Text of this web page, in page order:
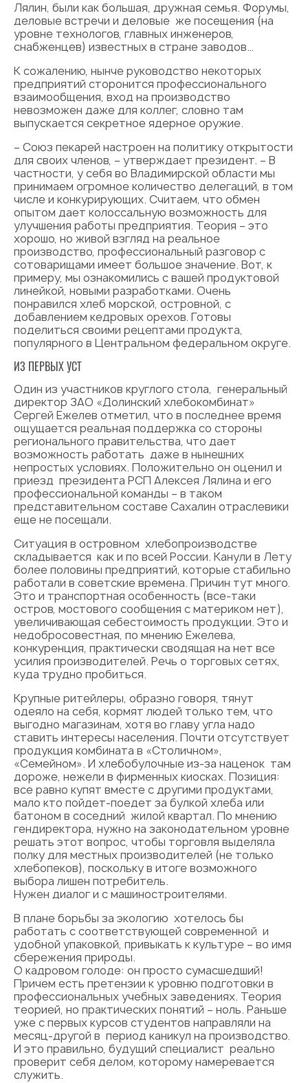
Лялин, были как большая, дружная семья. Форумы,
деловые встречи и деловые же посещения (на
уровне технологов, главных инженеров,
снабженцев) известных в стране заводов…
К сожалению, нынче руководство некоторых
предприятий сторонится профессионального
взаимообщения, вход на производство
невозможен даже для коллег, словно там
выпускается секретное ядерное оружие.
– Союз пекарей настроен на политику открытости
для своих членов, – утверждает президент. – В
частности, у себя во Владимирской области мы
принимаем огромное количество делегаций, в том
числе и конкурирующих. Считаем, что обмен
опытом дает колоссальную возможность для
улучшения работы предприятия. Теория – это
хорошо, но живой взгляд на реальное
производство, профессиональный разговор с
сотоварищами имеет большое значение. Вот, к
примеру, мы ознакомились с вашей продуктовой
линейкой, новыми разработками. Очень
понравился хлеб морской, островной, с
добавлением кедровых орехов. Готовы
поделиться своими рецептами продукта,
популярного в Центральном федеральном округе.
ИЗ ПЕРВЫХ УСТ
Один из участников круглого стола, генеральный
директор ЗАО «Долинский хлебокомбинат»
Сергей Ежелев отметил, что в последнее время
ощущается реальная поддержка со стороны
регионального правительства, что дает
возможность работать даже в нынешних
непростых условиях. Положительно он оценил и
приезд президента РСП Алексея Лялина и его
профессиональной команды – в таком
представительном составе Сахалин отраслевики
еще не посещали.
Ситуация в островном хлебопроизводстве
складывается как и по всей России. Канули в Лету
более половины предприятий, которые стабильно
работали в советские времена. Причин тут много.
Это и транспортная особенность (все-таки
остров, мостового сообщения с материком нет),
увеличивающая себестоимость продукции. Это и
недобросовестная, по мнению Ежелева,
конкуренция, практически сводящая на нет все
усилия производителей. Речь о торговых сетях,
куда трудно пробиться.
Крупные ритейлеры, образно говоря, тянут
одеяло на себя, кормят людей только тем, что
выгодно магазинам, хотя во главу угла надо
ставить интересы населения. Почти отсутствует
продукция комбината в «Столичном»,
«Семейном». И хлебобулочные из-за наценок там
дороже, нежели в фирменных киосках. Позиция:
все равно купят вместе с другими продуктами,
мало кто пойдет-поедет за булкой хлеба или
батоном в соседний жилой квартал. По мнению
гендиректора, нужно на законодательном уровне
решать этот вопрос, чтобы торговля выделяла
полку для местных производителей (не только
хлебопеков), поскольку в итоге возможного
выбора лишен потребитель.
Нужен диалог и с машиностроителями.
В плане борьбы за экологию хотелось бы
работать с соответствующей современной и
удобной упаковкой, привыкать к культуре – во имя
сбережения природы.
О кадровом голоде: он просто сумасшедший!
Причем есть претензии к уровню подготовки в
профессиональных учебных заведениях. Теория
теорией, но практических понятий – ноль. Раньше
уже с первых курсов студентов направляли на
месяц-другой в период каникул на производство.
И это правильно, будущий специалист реально
проверит себя делом, которому намеревается
служить.